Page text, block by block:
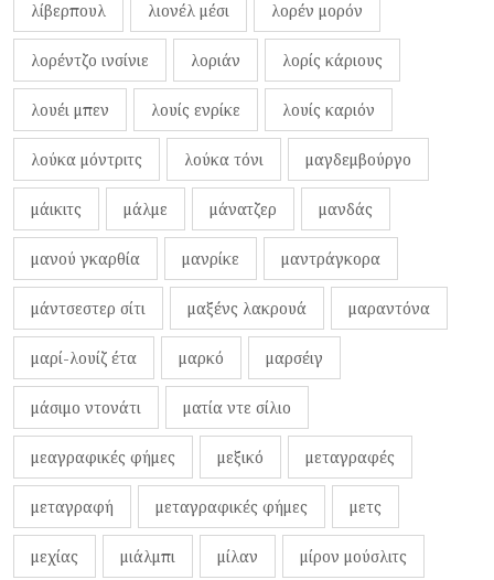
λίβερπουλ λιονέλ μέσι λορέν μορόν
λορέντζο ινσίνιε λοριάν λορίς κάριους
λουέι μπεν λουίς ενρίκε λουίς καριόν
λούκα μόντριτς λούκα τόνι μαγδεμβούργο
μάικιτς μάλμε μάνατζερ μανδάς
μανού γκαρθία μανρίκε μαντράγκορα
μάντσεστερ σίτι μαξένς λακρουά μαραντόνα
μαρί-λουίζ έτα μαρκό μαρσέιγ
μάσιμο ντονάτι ματία ντε σίλιο
μεαγραφικές φήμες μεξικό μεταγραφές
μεταγραφή μεταγραφικές φήμες μετς
μεχίας μιάλμπι μίλαν μίρον μούσλιτς